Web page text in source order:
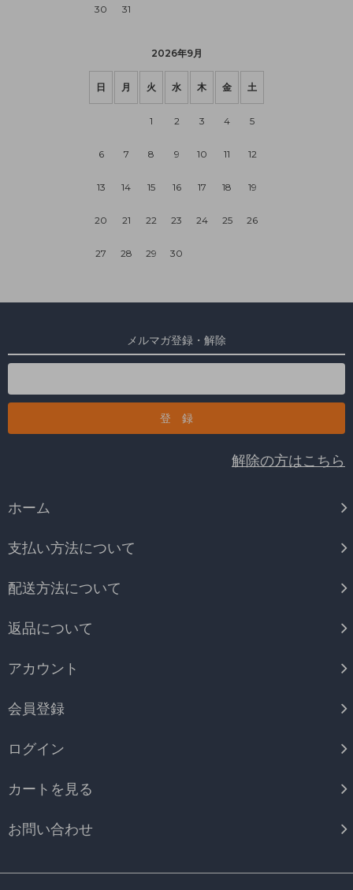
30 31
2026年9月
日 月 火 水 木 金 土
1 2 3 4 5
6 7 8 9 10 11 12
13 14 15 16 17 18 19
20 21 22 23 24 25 26
27 28 29 30
メルマガ登録・解除
解除の方はこちら
ホーム
支払い方法について
配送方法について
返品について
アカウント
会員登録
ログイン
カートを見る
お問い合わせ